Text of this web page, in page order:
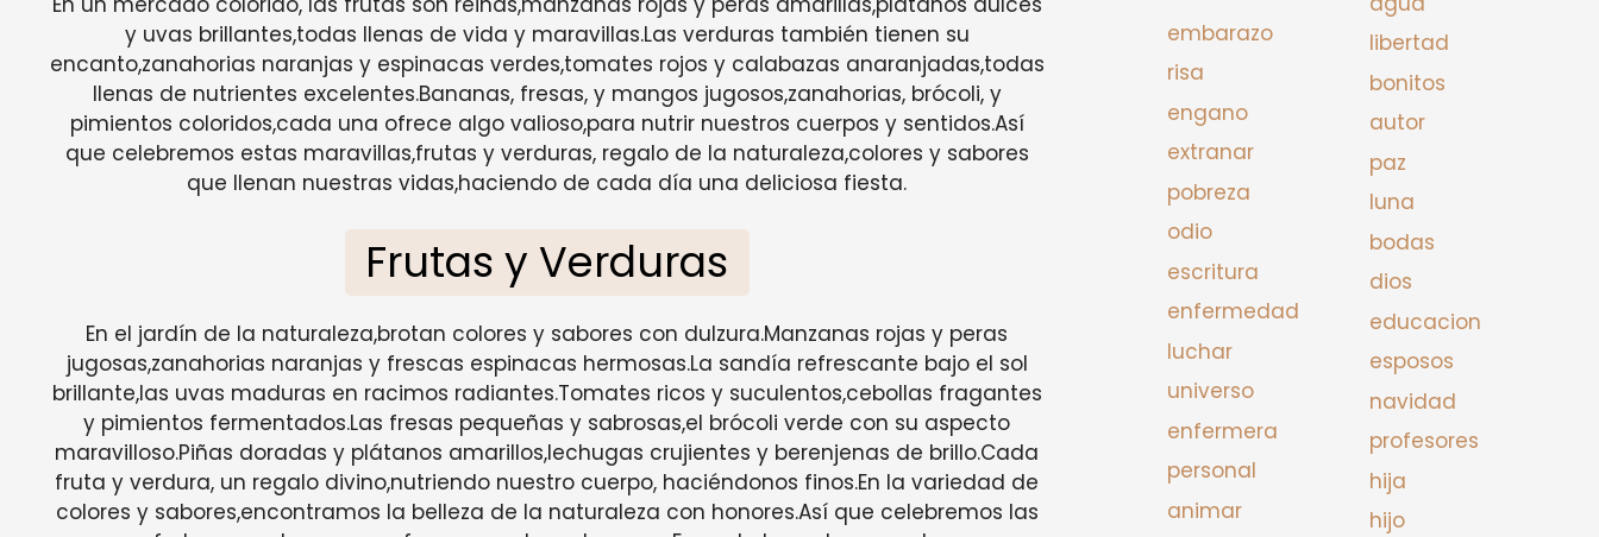
y uvas brillantes,todas llenas de vida y maravillas.Las verduras también tienen su
encanto,zanahorias naranjas y espinacas verdes,tomates rojos y calabazas anaranjadas,todas
llenas de nutrientes excelentes.Bananas, fresas, y mangos jugosos,zanahorias, brócoli, y
pimientos coloridos,cada una ofrece algo valioso,para nutrir nuestros cuerpos y sentidos.Así
que celebremos estas maravillas,frutas y verduras, regalo de la naturaleza,colores y sabores
que llenan nuestras vidas,haciendo de cada día una deliciosa fiesta.
Frutas y Verduras
En el jardín de la naturaleza,brotan colores y sabores con dulzura.Manzanas rojas y peras
jugosas,zanahorias naranjas y frescas espinacas hermosas.La sandía refrescante bajo el sol
brillante,las uvas maduras en racimos radiantes.Tomates ricos y suculentos,cebollas fragantes
y pimientos fermentados.Las fresas pequeñas y sabrosas,el brócoli verde con su aspecto
maravilloso.Piñas doradas y plátanos amarillos,lechugas crujientes y berenjenas de brillo.Cada
fruta y verdura, un regalo divino,nutriendo nuestro cuerpo, haciéndonos finos.En la variedad de
colores y sabores,encontramos la belleza de la naturaleza con honores.Así que celebremos las
embarazo
risa
engano
extranar
pobreza
odio
escritura
enfermedad
luchar
universo
enfermera
personal
animar
libertad
bonitos
autor
paz
luna
bodas
dios
educacion
esposos
navidad
profesores
hija
hijo